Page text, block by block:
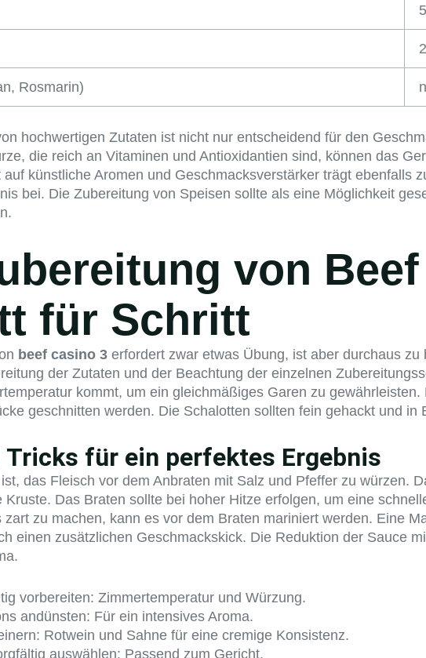
Rosmarin)
hochwertigen Zutaten ist nicht nur entscheidend für den
die reich an Vitaminen und Antioxidantien sind, können das
auf künstliche Aromen und Geschmacksverstärker trägt ebenfalls
bei. Die Zubereitung von Speisen sollte als eine Möglichkeit
von
für Schritt
beef casino 3 erfordert zwar etwas Übung, ist aber durchaus
der Zutaten und der Beachtung der einzelnen
kommt, um ein gleichmäßiges Garen zu
geschnitten werden. Die Schalotten sollten fein gehackt und in
Tricks für ein perfektes Ergebnis
das Fleisch vor dem Anbraten mit Salz und Pfeffer zu würzen.
Kruste. Das Braten sollte bei hoher Hitze erfolgen, um eine
zart zu machen, kann es vor dem Braten mariniert werden. Eine
einen zusätzlichen Geschmackskick. Die Reduktion der Sauce
vorbereiten: Zimmertemperatur und Würzung.
andünsten: Für ein intensives Aroma.
Rotwein und Sahne für eine cremige Konsistenz.
auswählen: Passend zum Gericht.